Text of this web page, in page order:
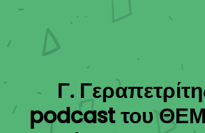
Γ.
podcast του